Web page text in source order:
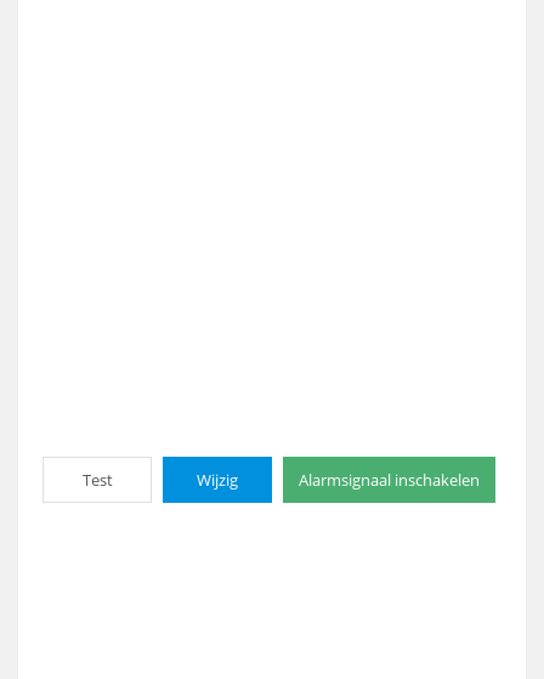
Test Wijzig Alarmsignaal inschakelen